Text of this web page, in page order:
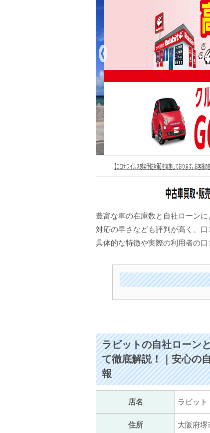
豊富な車の在庫数と自社ローン
対応の早さなども評判が高く、口
具体的な特徴や実際の利用者の
ラビットの自社ローン
て徹底解説！｜安心の
報
店名 ラビッ
住所 大阪府堺